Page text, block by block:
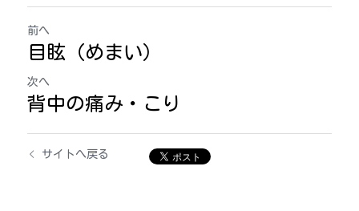
前へ
目眩（めまい）
次へ
背中の痛み・こり
サイトへ戻る